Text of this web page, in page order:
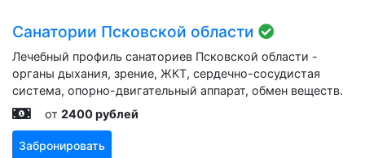
Санатории Псковской области
Лечебный профиль санаториев Псковской области -
органы дыхания, зрение, ЖКТ, сердечно-сосудистая
система, опорно-двигательный аппарат, обмен веществ.
от 2400 рублей
Забронировать